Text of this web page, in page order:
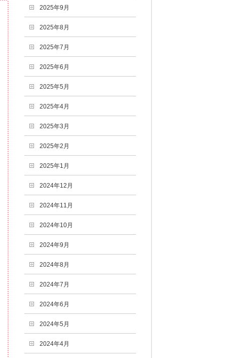
2025年9月
2025年8月
2025年7月
2025年6月
2025年5月
2025年4月
2025年3月
2025年2月
2025年1月
2024年12月
2024年11月
2024年10月
2024年9月
2024年8月
2024年7月
2024年6月
2024年5月
2024年4月